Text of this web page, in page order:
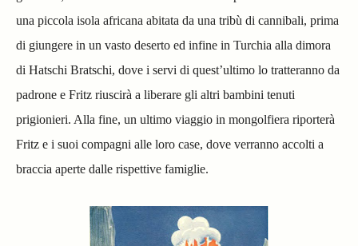
una piccola isola africana abitata da una tribù di cannibali, prima
di giungere in un vasto deserto ed infine in Turchia alla dimora
di Hatschi Bratschi, dove i servi di quest’ultimo lo tratteranno da
padrone e Fritz riuscirà a liberare gli altri bambini tenuti
prigionieri. Alla fine, un ultimo viaggio in mongolfiera riporterà
Fritz e i suoi compagni alle loro case, dove verranno accolti a
braccia aperte dalle rispettive famiglie.